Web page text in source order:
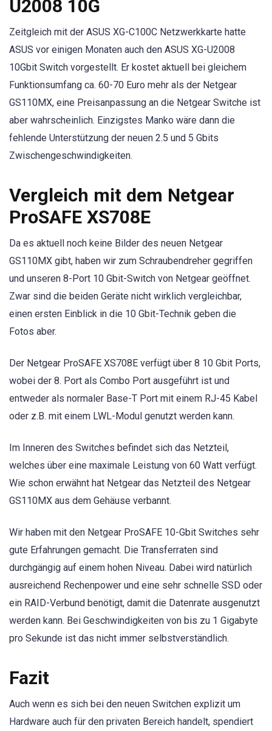
U2008 10G
Zeitgleich mit der ASUS XG-C100C Netzwerkkarte hatte
ASUS vor einigen Monaten auch den ASUS XG-U2008
10Gbit Switch vorgestellt. Er kostet aktuell bei gleichem
Funktionsumfang ca. 60-70 Euro mehr als der Netgear
GS110MX, eine Preisanpassung an die Netgear Switche ist
aber wahrscheinlich. Einzigstes Manko wäre dann die
fehlende Unterstützung der neuen 2.5 und 5 Gbits
Zwischengeschwindigkeiten.
Vergleich mit dem Netgear
ProSAFE XS708E
Da es aktuell noch keine Bilder des neuen Netgear
GS110MX gibt, haben wir zum Schraubendreher gegriffen
und unseren 8-Port 10 Gbit-Switch von Netgear geöffnet.
Zwar sind die beiden Geräte nicht wirklich vergleichbar,
einen ersten Einblick in die 10 Gbit-Technik geben die
Fotos aber.
Der Netgear ProSAFE XS708E verfügt über 8 10 Gbit Ports,
wobei der 8. Port als Combo Port ausgeführt ist und
entweder als normaler Base-T Port mit einem RJ-45 Kabel
oder z.B. mit einem LWL-Modul genutzt werden kann.
Im Inneren des Switches befindet sich das Netzteil,
welches über eine maximale Leistung von 60 Watt verfügt.
Wie schon erwähnt hat Netgear das Netzteil des Netgear
GS110MX aus dem Gehäuse verbannt.
Wir haben mit den Netgear ProSAFE 10-Gbit Switches sehr
gute Erfahrungen gemacht. Die Transferraten sind
durchgängig auf einem hohen Niveau. Dabei wird natürlich
ausreichend Rechenpower und eine sehr schnelle SSD oder
ein RAID-Verbund benötigt, damit die Datenrate ausgenutzt
werden kann. Bei Geschwindigkeiten von bis zu 1 Gigabyte
pro Sekunde ist das nicht immer selbstverständlich.
Fazit
Auch wenn es sich bei den neuen Switchen explizit um
Hardware auch für den privaten Bereich handelt, spendiert